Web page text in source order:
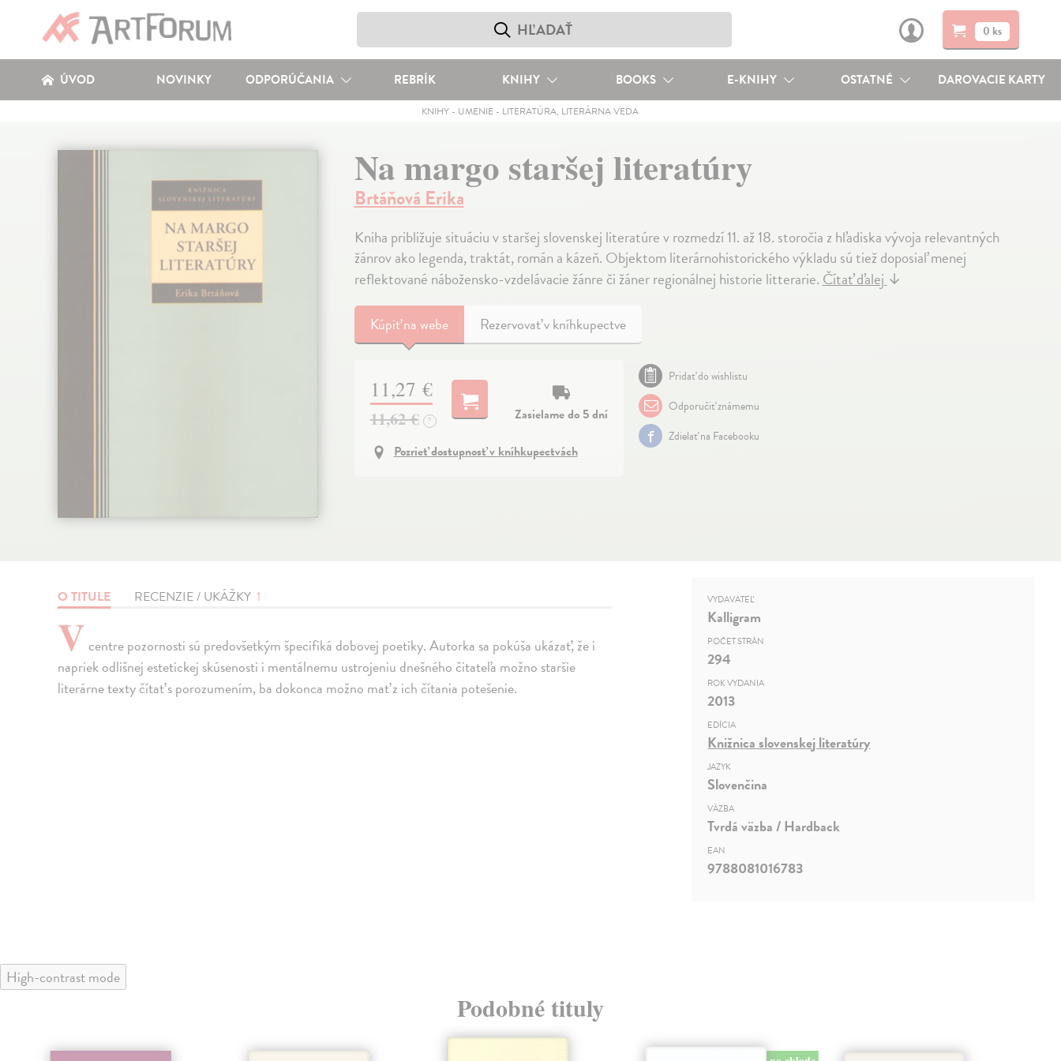
0 ks
ÚVOD NOVINKY ODPORÚČANIA REBRÍK KNIHY BOOKS E-KNIHY OSTATNÉ DAROVACIE KARTY
KNIHY - UMENIE - LITERATÚRA, LITERÁRNA VEDA
Na margo staršej literatúry
Brtáňová Erika
Kniha približuje situáciu v staršej slovenskej literatúre v rozmedzí 11. až 18. storočia z hľadiska vývoja relevantných
žánrov ako legenda, traktát, román a kázeň. Objektom literárnohistorického výkladu sú tiež doposiaľ menej
reflektované nábožensko-vzdelávacie žánre či žáner regionálnej historie litterarie.Čítať ďalej↓
Kúpiťna webe Rezervovať v kníhkupectve
11,27 €
11,62 € ?
Zasielame do 5 dní
Pozrieť dostupnosť v kníhkupectvách
Pridať do wishlistu
Odporučiť známemu
Zdielať na Facebooku
O TITULE RECENZIE / UKÁŽKY 1
Vcentre pozornosti sú predovšetkým špecifiká dobovej poetiky. Autorka sa pokúša ukázať, že i
napriek odlišnej estetickej skúsenosti i mentálnemu ustrojeniu dnešného čitateľa možno staršie
literárne texty čítať s porozumením, ba dokonca možno mať z ich čítania potešenie.
VYDAVATEĽ
Kalligram
POČET STRÁN
294
ROK VYDANIA
2013
EDÍCIA
Knižnica slovenskej literatúry
JAZYK
Slovenčina
VÄZBA
Tvrdá väzba / Hardback
EAN
9788081016783
High-contrast mode
Podobné tituly